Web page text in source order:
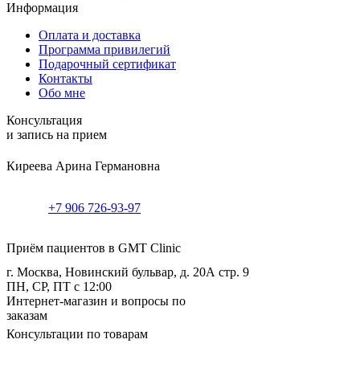
Информация
Оплата и доставка
Программа привилегий
Подарочный сертификат
Контакты
Обо мне
Консультация
и запись на прием
Киреева Арина Германовна
+7 906 726-93-97
Приём пациентов в GMT Clinic
г. Москва, Новинский бульвар, д. 20А стр. 9
ПН, СР, ПТ с 12:00
Интернет-магазин и вопросы по
заказам
Консультации по товарам